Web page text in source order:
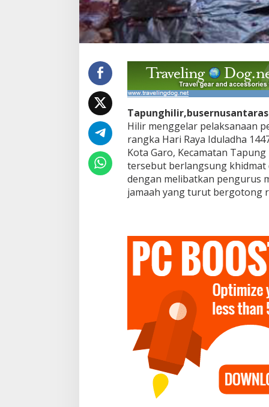
i
l
i
S
b
e
l
i
h
1
0
S
a
p
r
b
a
u
m
b
n
Hilir menggelar pelaksanaan
rangka Hari Raya Iduladha
Kota Garo, Kecamatan
tersebut berlangsung khidmat
dengan melibatkan pengurus
jamaah yang turut bergotong